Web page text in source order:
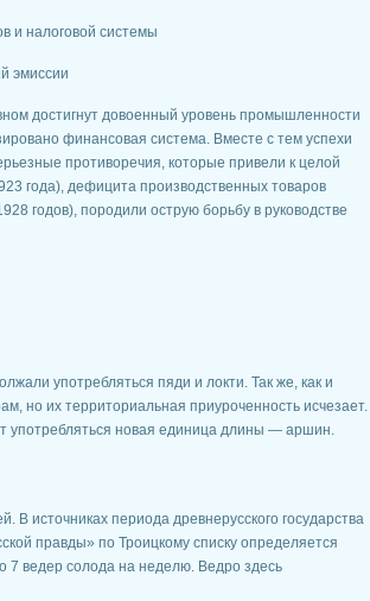
и налоговой системы
эмиссии
достигнут довоенный уровень промышленности
финансовая система. Вместе с тем успехи
противоречия, которые привели к целой
года), дефицита производственных товаров
годов), породили острую борьбу в руководстве
употребляться пяди и локти. Так же, как и
но их территориальная приуроченность исчезает.
употребляться новая единица длины — аршин.
источниках периода древнерусского государства
правды» по Троицкому списку определяется
7 ведер солода на неделю. Ведро здесь